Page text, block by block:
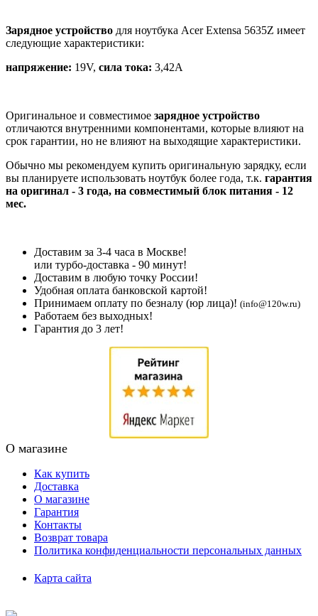
Зарядное устройство для ноутбука Acer Extensa 5635Z имеет
следующие характеристики:
напряжение: 19V, сила тока: 3,42A
Оригинальное и совместимое зарядное устройство
отличаются внутренними компонентами, которые влияют на
срок гарантии, но не влияют на выходящие характеристики.
Обычно мы рекомендуем купить оригинальную зарядку, если
вы планируете использовать ноутбук более года, т.к. гарантия
на оригинал - 3 года, на совместимый блок питания - 12
мес.
Доставим за 3-4 часа в Москве!
или турбо-доставка - 90 минут!
Доставим в любую точку России!
Удобная оплата банковской картой!
Принимаем оплату по безналу (юр лица)! (info@120w.ru)
Работаем без выходных!
Гарантия до 3 лет!
О магазине
Как купить
Доставка
О магазине
Гарантия
Контакты
Возврат товара
Политика конфиденциальности персональных данных
Карта сайта